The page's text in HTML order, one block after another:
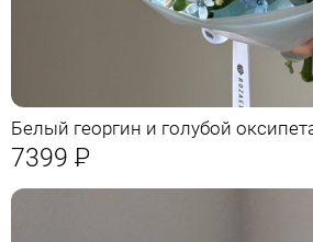
Белый георгин и голубой
7399 Р